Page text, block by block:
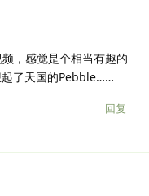
，感觉是个相当有趣的
起了天国的Pebble……
回复